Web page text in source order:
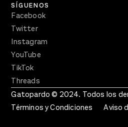
SÍGUENOS
Facebook
Twitter
Instagram
YouTube
TikTok
Threads
Gatopardo © 2024. Todos los
Términos y Condiciones
Aviso